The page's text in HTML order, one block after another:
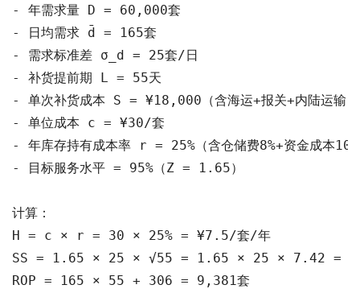
- 年需求量 D = 60,000套
- 日均需求 d̄ = 165套
- 需求标准差 σ_d = 25套/日
- 补货提前期 L = 55天
- 单次补货成本 S = ¥18,000（含海运+报关+内陆运输）
- 单位成本 c = ¥30/套
- 年库存持有成本率 r = 25%（含仓储费8%+资金成本
- 目标服务水平 = 95%（Z = 1.65）
计算：
H = c × r = 30 × 25% = ¥7.5/套/年
SS = 1.65 × 25 × √55 = 1.65 × 25 × 7.42 =
ROP = 165 × 55 + 306 = 9,381套